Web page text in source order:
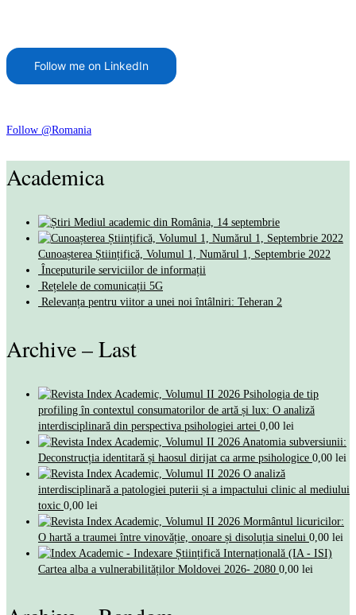
Follow me on LinkedIn
Follow @Romania
Academica
Mediul academic din România, 14 septembrie
Cunoașterea Științifică, Volumul 1, Numărul 1, Septembrie 2022
Începuturile serviciilor de informații
Rețelele de comunicații 5G
Relevanța pentru viitor a unei noi întâlniri: Teheran 2
Archive – Last
Psihologia de tip
profiling în contextul consumatorilor de artă și lux: O analiză
interdisciplinară din perspectiva psihologiei artei 0,00 lei
Anatomia subversiunii:
Deconstrucția identitară și haosul dirijat ca arme psihologice 0,00 lei
O analiză
interdisciplinară a patologiei puterii și a impactului clinic al mediului
toxic 0,00 lei
Mormântul licuricilor:
O hartă a traumei între vinovăție, onoare și disoluția sinelui 0,00 lei
Cartea alba a vulnerabilităților Moldovei 2026- 2080 0,00 lei